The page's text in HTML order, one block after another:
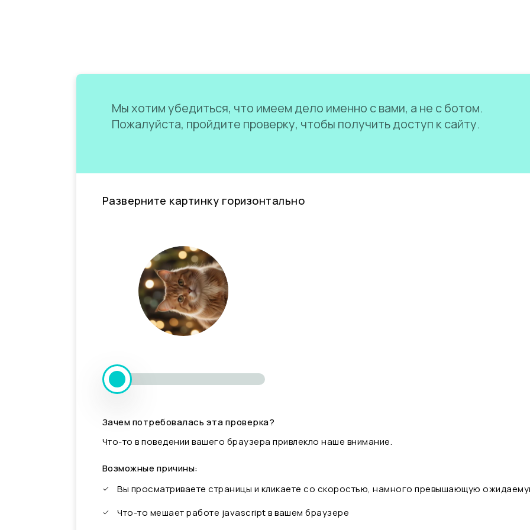
Мы хотим убедиться, что имеем дело именно с вами, а не с ботом.
Пожалуйста, пройдите проверку, чтобы получить доступ к сайту.
Разверните картинку горизонтально
Зачем потребовалась эта проверка?
Что-то в поведении вашего браузера привлекло наше внимание.
Возможные причины:
Вы просматриваете страницы и кликаете со скоростью, намного превышающую
Что-то мешает работе javascript в вашем браузере